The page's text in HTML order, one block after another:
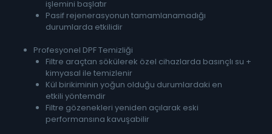
işlemini başlatır
Pasif rejenerasyonun tamamlanamadığı
durumlarda etkilidir
Profesyonel DPF Temizliği
Filtre araçtan sökülerek özel cihazlarda basınçlı su +
kimyasal ile temizlenir
Kül birikiminin yoğun olduğu durumlardaki en
etkili yöntemdir
Filtre gözenekleri yeniden açılarak eski
performansına kavuşabilir